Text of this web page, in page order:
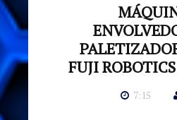
FUJI
7:15